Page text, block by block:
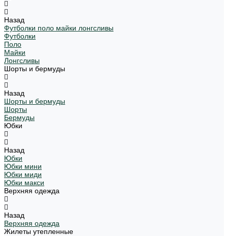
Назад
Футболки поло майки лонгсливы
Футболки
Поло
Майки
Лонгсливы
Шорты и бермуды
Назад
Шорты и бермуды
Шорты
Бермуды
Юбки
Назад
Юбки
Юбки мини
Юбки миди
Юбки макси
Верхняя одежда
Назад
Верхняя одежда
Жилеты утепленные